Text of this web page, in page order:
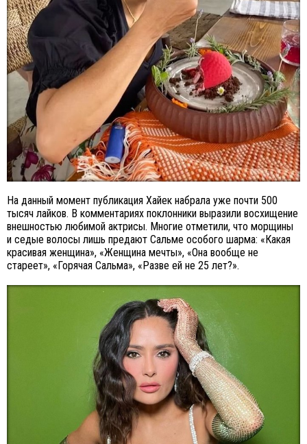
На данный момент публикация Хайек набрала уже почти 500
тысяч лайков. В комментариях поклонники выразили восхищение
внешностью любимой актрисы. Многие отметили, что морщины
и седые волосы лишь предают Сальме особого шарма: «Какая
красивая женщина», «Женщина мечты», «Она вообще не
стареет», «Горячая Сальма», «Разве ей не 25 лет?».